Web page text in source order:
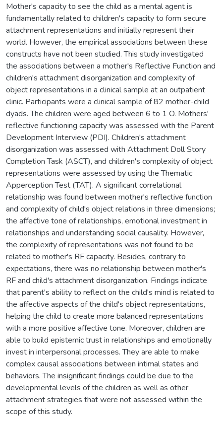
Mother's capacity to see the child as a mental agent is
fundamentally related to children's capacity to form secure
attachment representations and initially represent their
world. However, the empirical associations between these
constructs have not been studied. This study investigated
the associations between a mother's Reflective Function and
children's attachment disorganization and complexity of
object representations in a clinical sample at an outpatient
clinic. Participants were a clinical sample of 82 mother-child
dyads. The children were aged between 6 to 1 O. Mothers'
reflective functioning capacity was assessed with the Parent
Development Interview (PDI). Children's attachment
disorganization was assessed with Attachment Doll Story
Completion Task (ASCT), and children's complexity of object
representations were assessed by using the Thematic
Apperception Test (TAT). A signifıcant correlational
relationship was found between mother's reflective function
and complexity of child's object relations in three dimensions;
the affective tone of relationships, emotional investment in
relationships and understanding social causality. However,
the complexity of representations was not found to be
related to mother's RF capacity. Besides, contrary to
expectations, there was no relationship between mother's
RF and child's attachment disorganization. Findings indicate
that parent's ability to reflect on the child's mind is related to
the affective aspects of the child's object representations,
helping the child to create more balanced representations
with a more positive affective tone. Moreover, children are
able to build epistemic trust in relationships and emotionally
invest in interpersonal processes. They are able to make
complex causal associations between intimal states and
behaviors. The insignifıcant fındings could be due to the
developmental levels of the children as well as other
attachment strategies that were not assessed within the
scope of this study.